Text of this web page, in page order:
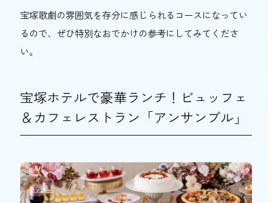
宝塚歌劇の雰囲気を存分に感じられるコースになってい
るので、ぜひ特別なおでかけの参考にしてみてくださ
い。
宝塚ホテルで豪華ランチ！ビュッフェ
＆カフェレストラン「アンサンブル」